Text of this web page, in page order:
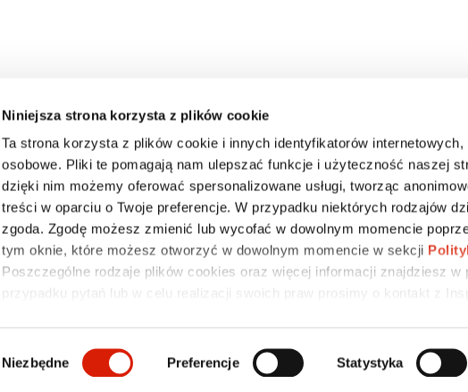
Niniejsza strona korzysta z plików cookie
Ta strona korzysta z plików cookie i innych identyfikatorów
osobowe. Pliki te pomagają nam ulepszać funkcje i użyteczność naszej
dzięki nim możemy oferować spersonalizowane usługi, tworząc
treści w oparciu o Twoje preferencje. W przypadku niektórych rodzajów
zgoda. Zgodę możesz zmienić lub wycofać w dowolnym momencie
tym oknie, które możesz otworzyć w dowolnym momencie w sekcji
Poszczególne rodzaje plików cookies oraz więcej informacji znajdziesz w
przypadku pytań lub w celu realizacji swoich praw prosimy o kontakt z
zgody
Niezbędne Preferencje Statystyka
ROPA I GAZ DLA MEDIÓW CSR